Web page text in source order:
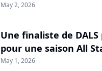
May 2, 2026
Une finaliste de
pour une saison All
May 1, 2026